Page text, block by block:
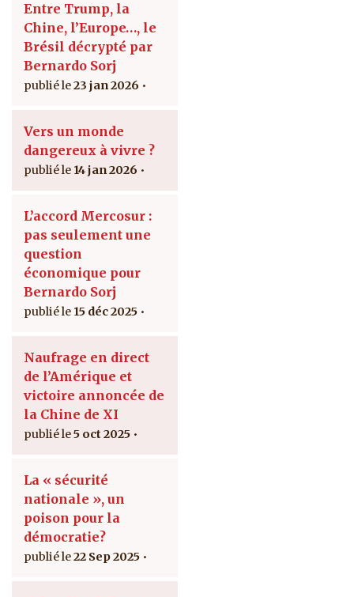
Entre Trump, la
Chine, l’Europe…, le
Brésil décrypté par
Bernardo Sorj
23 jan 2026
Vers un monde
dangereux à vivre ?
14 jan 2026
L’accord Mercosur :
pas seulement une
question
économique pour
Bernardo Sorj
15 déc 2025
Naufrage en direct
de l’Amérique et
victoire annoncée de
la Chine de XI
5 oct 2025
La « sécurité
nationale », un
poison pour la
démocratie?
22 Sep 2025